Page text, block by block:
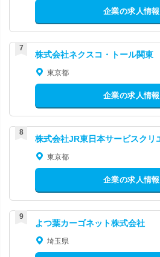
企業の求人情
株式会社ネクスコ・トール関東
東京都
企業の求人情
株式会社JR東日本サービスクリ
東京都
企業の求人情
よつ葉カーゴネット株式会社
埼玉県